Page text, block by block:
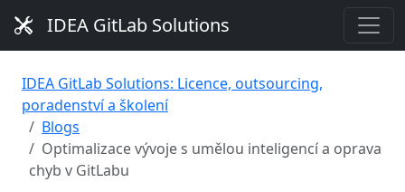
IDEA GitLab Solutions
IDEA GitLab Solutions: Licence, outsourcing,
poradenství a školení
Blogs
Optimalizace vývoje s umělou inteligencí a oprava
chyb v GitLabu